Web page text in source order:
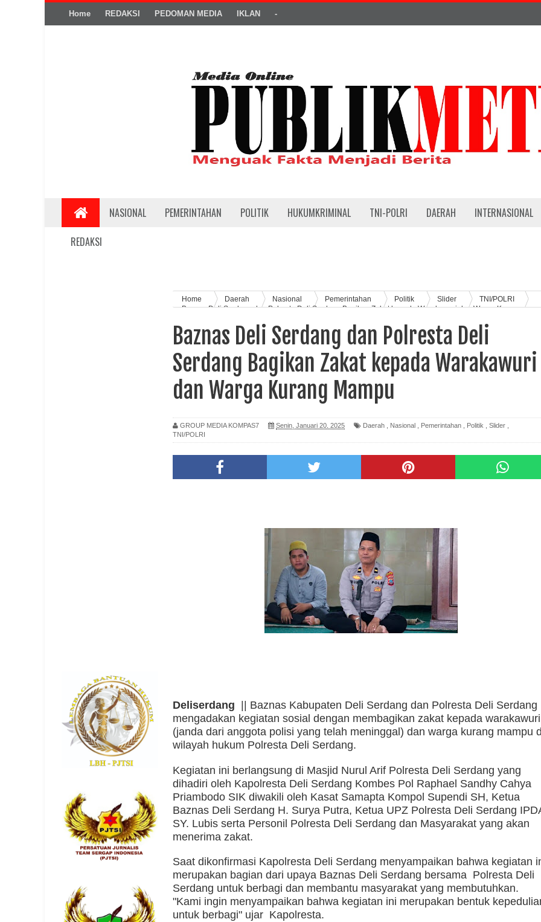
Home REDAKSI PEDOMAN MEDIA IKLAN -
NASIONAL PEMERINTAHAN POLITIK HUKUMKRIMINAL TNI-POLRI DAERAH
INTERNASIONAL
REDAKSI
Home Daerah Nasional Pemerintahan Politik Slider
TNI/POLRI
Baznas Deli Serdang dan Polresta Deli Serdang Bagikan Zakat kepada Warakawuri dan Warga Kurang
Baznas Deli Serdang dan Polresta Deli
Serdang Bagikan Zakat kepada Warakawuri
dan Warga Kurang Mampu
GROUP MEDIA KOMPAS7 Senin, Januari 20, 2025 Daerah Nasional Pemerintahan Politik Slider
TNI/POLRI
Deliserdang || Baznas Kabupaten Deli Serdang dan Polresta Deli Serdang
mengadakan kegiatan sosial dengan membagikan zakat kepada warakawuri
(janda dari anggota polisi yang telah meninggal) dan warga kurang mampu
wilayah hukum Polresta Deli Serdang.
Kegiatan ini berlangsung di Masjid Nurul Arif Polresta Deli Serdang yang
dihadiri oleh Kapolresta Deli Serdang Kombes Pol Raphael Sandhy Cahya
Priambodo SIK diwakili oleh Kasat Samapta Kompol Supendi SH, Ketua
Baznas Deli Serdang H. Surya Putra, Ketua UPZ Polresta Deli Serdang
SY. Lubis serta Personil Polresta Deli Serdang dan Masyarakat yang akan
menerima zakat.
Saat dikonfirmasi Kapolresta Deli Serdang menyampaikan bahwa kegiatan
merupakan bagian dari upaya Baznas Deli Serdang bersama Polresta Deli
Serdang untuk berbagi dan membantu masyarakat yang membutuhkan.
"Kami ingin menyampaikan bahwa kegiatan ini merupakan bentuk
untuk berbagi" ujar Kapolresta.